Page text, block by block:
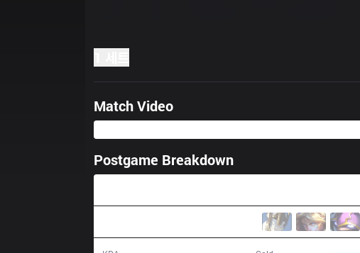
Match Video
Postgame Breakdown